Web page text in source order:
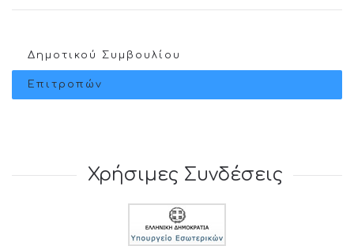
Δημοτικού Συμβουλίου
Επιτροπών
Χρήσιμες Συνδέσεις